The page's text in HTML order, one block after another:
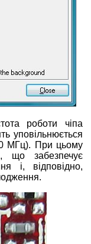
роботи чіпа
уповільнюється
МГц). При цьому
що забезпечує
і, відповідно,